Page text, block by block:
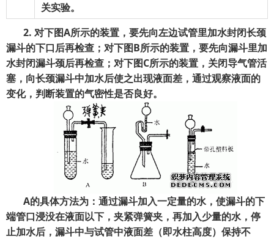
关实验。
2. 对下图A所示的装置，要先向左边试管里加水封闭长颈
漏斗的下口后再检查；对下图B所示的装置，要先向漏斗里加
水封闭漏斗颈后再检查；对下图C所示的装置，关闭导气管活
塞，向长颈漏斗中加水后使之出现液面差，通过观察液面的
变化，判断装置的气密性是否良好。
A的具体方法为：通过漏斗加入一定量的水，使漏斗的下
端管口浸没在液面以下，夹紧弹簧夹，再加入少量的水，停
止加水后，漏斗中与试管中液面差（即水柱高度）保持不